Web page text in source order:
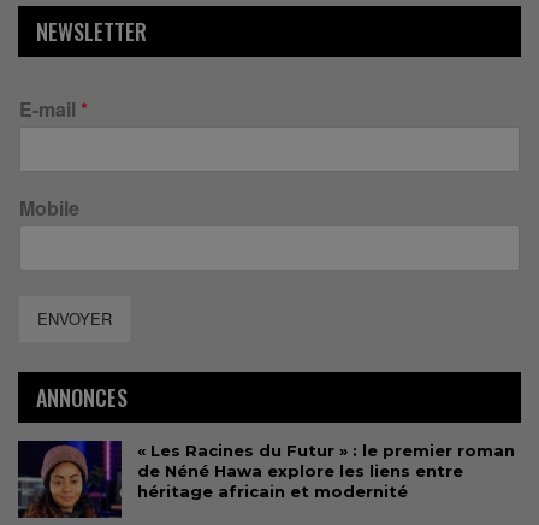
NEWSLETTER
E-mail *
Mobile
ENVOYER
ANNONCES
« Les Racines du Futur » : le premier roman
de Néné Hawa explore les liens entre
héritage africain et modernité